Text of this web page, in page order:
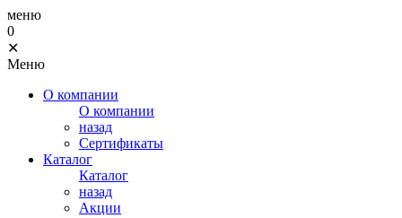
меню
0
✕
Меню
О компании
О компании
назад
Сертификаты
Каталог
Каталог
назад
Акции